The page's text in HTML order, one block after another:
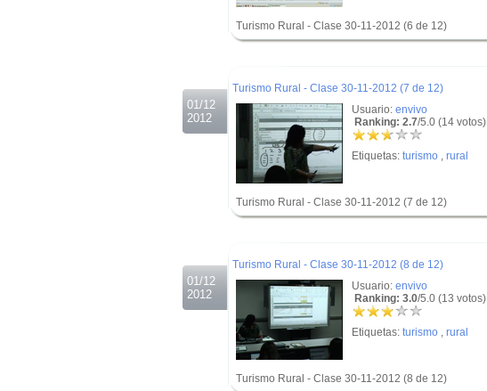
Turismo Rural - Clase 30-11-2012 (6 de 12)
01/12
2012
Turismo Rural - Clase 30-11-2012 (7 de 12)
Usuario: envivo
Ranking: 2.7/5.0 (14 votos)
Etiquetas: turismo , rural
Turismo Rural - Clase 30-11-2012 (7 de 12)
01/12
2012
Turismo Rural - Clase 30-11-2012 (8 de 12)
Usuario: envivo
Ranking: 3.0/5.0 (13 votos)
Etiquetas: turismo , rural
Turismo Rural - Clase 30-11-2012 (8 de 12)